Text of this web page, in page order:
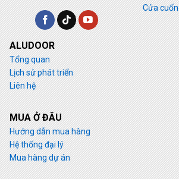
Cửa
ALUDOOR
Tổng quan
Lịch sử phát triển
Liên hệ
MUA Ở ĐÂU
Hướng dẫn mua hàng
Hệ thống đại lý
Mua hàng dự án